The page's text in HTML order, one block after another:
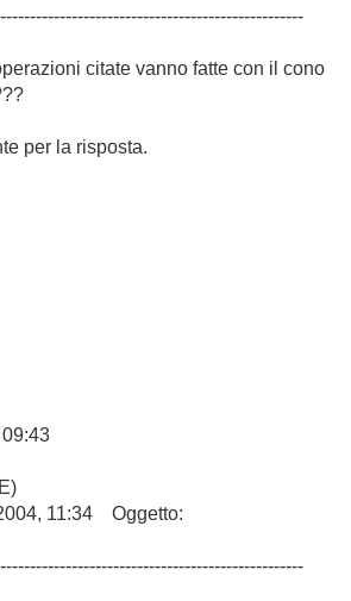
citate vanno fatte con il cono
per la risposta.
2004, 11:34 Oggetto: